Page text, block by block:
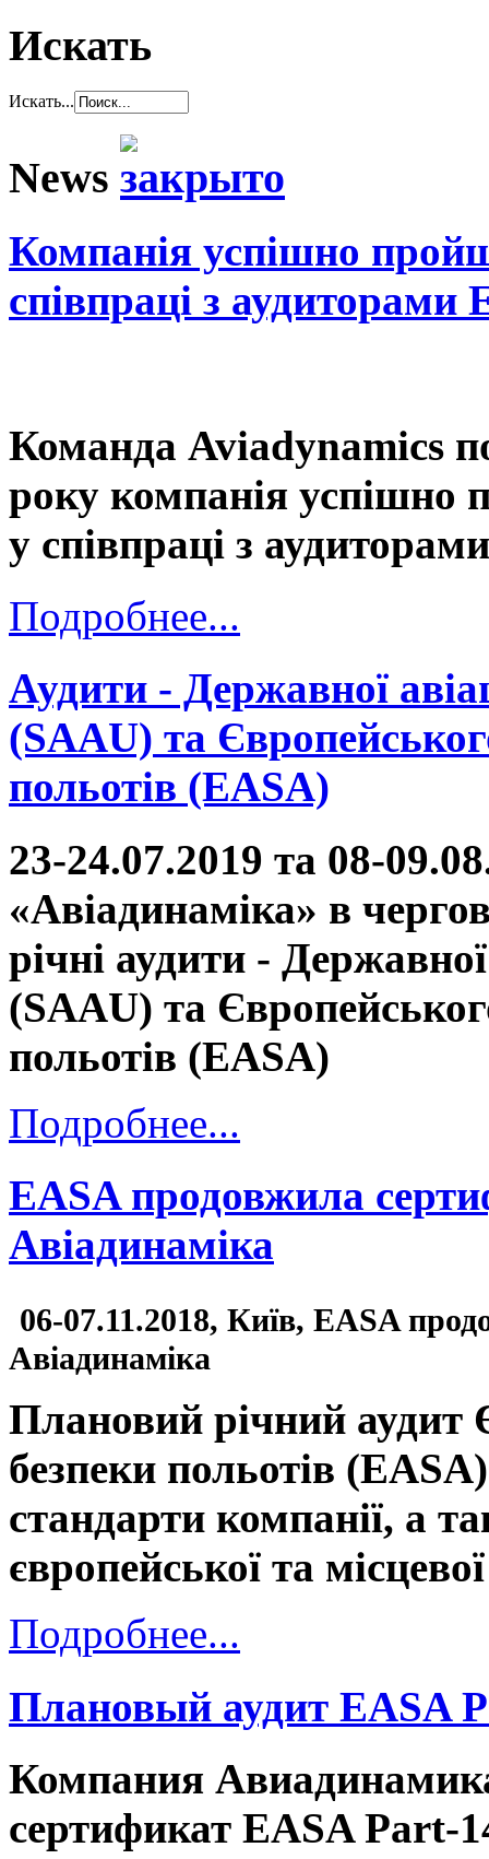
Искать
Искать...
News
Компанія успішно
співпраці з аудиторами
Команда Aviadynamics
року компанія успішно
у співпраці з
Подробнее...
Аудити - Державної
(SAAU) та
польотів (EASA)
23-24.07.2019 та 08-
«Авіадинаміка» в
річні аудити -
(SAAU) та
польотів (EASA)
Подробнее...
EASA продовжила
Авіадинаміка
06-07.11.2018, Київ, EASA
Авіадинаміка
Плановий річний аудит
безпеки польотів
стандарти компанії, а
європейської та
Подробнее...
Плановый аудит EASA
Компания
сертификат EASA Part-